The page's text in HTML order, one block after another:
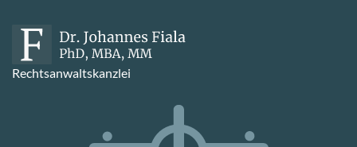
Rechtsanwaltskanzlei